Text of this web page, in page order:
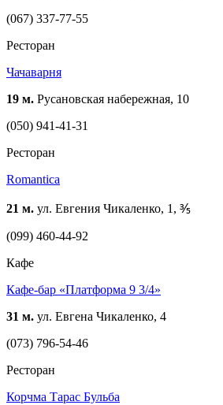
(067) 337-77-55
Ресторан
Чачаварня
19 м. Русановская набережная, 10
(050) 941-41-31
Ресторан
Romantica
21 м. ул. Евгения Чикаленко, 1, ⅗
(099) 460-44-92
Кафе
Кафе-бар «Платформа 9 3/4»
31 м. ул. Евгена Чикаленко, 4
(073) 796-54-46
Ресторан
Корчма Тарас Бульба